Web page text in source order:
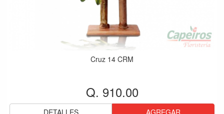
Cruz 14 CRM
Q. 910.00